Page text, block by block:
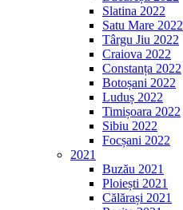
Slatina 2022
Satu Mare 2022
Târgu Jiu 2022
Craiova 2022
Constanța 2022
Botoșani 2022
Luduș 2022
Timișoara 2022
Sibiu 2022
Focșani 2022
2021
Buzău 2021
Ploiești 2021
Călărași 2021